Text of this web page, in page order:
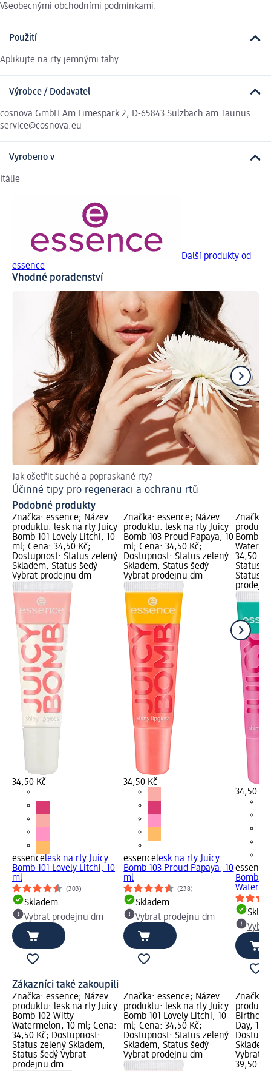
Všeobecnými obchodními podmínkami.
Použití
Aplikujte na rty jemnými tahy.
Výrobce / Dodavatel
cosnova GmbH Am Limespark 2, D-65843 Sulzbach am Taunus
service@cosnova.eu
Vyrobeno v
Itálie
Další produkty od
essence
Vhodné poradenství
Jak ošetřit suché a popraskané rty?
Účinné tipy pro regeneraci a ochranu rtů
Podobné produkty
Značka: essence; Název
produktu: lesk na rty Juicy
Bomb 101 Lovely Litchi, 10
ml; Cena: 34,50 Kč;
Dostupnost: Status zelený
Skladem, Status šedý
Vybrat prodejnu dm
34,50 Kč
essencelesk na rty Juicy
Bomb 101 Lovely Litchi, 10
ml
(303)
Skladem
Vybrat prodejnu dm
Značka: essence; Název
produktu: lesk na rty Juicy
Bomb 103 Proud Papaya, 10
ml; Cena: 34,50 Kč;
Dostupnost: Status zelený
Skladem, Status šedý
Vybrat prodejnu dm
34,50 Kč
essencelesk na rty Juicy
Bomb 103 Proud Papaya, 10
ml
(238)
Skladem
Vybrat prodejnu dm
Značka:
Bomb
34,50
Status
Status
34,50 Kč
essence
Bomb
Zákazníci také zakoupili
Značka: essence; Název
produktu: lesk na rty Juicy
Bomb 102 Witty
Watermelon, 10 ml; Cena:
34,50 Kč; Dostupnost:
Status zelený Skladem,
Status šedý Vybrat
prodejnu dm
Značka: essence; Název
produktu: lesk na rty Juicy
Bomb 101 Lovely Litchi, 10
ml; Cena: 34,50 Kč;
Dostupnost: Status zelený
Skladem, Status šedý
Vybrat prodejnu dm
Značka:
Birthday
Day, 10
Vybrat
39,50 Kč